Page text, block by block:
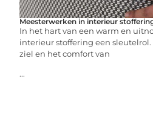
Meesterwerken in interieur
In het hart van een warm en
interieur stoffering een
ziel en het comfort van
...